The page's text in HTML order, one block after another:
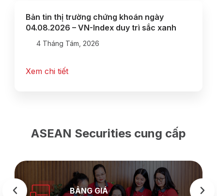
Bản tin thị trường chứng khoán ngày
04.08.2026 – VN-Index duy trì sắc xanh
4 Tháng Tám, 2026
Xem chi tiết
ASEAN Securities cung cấp
BẢNG GIÁ